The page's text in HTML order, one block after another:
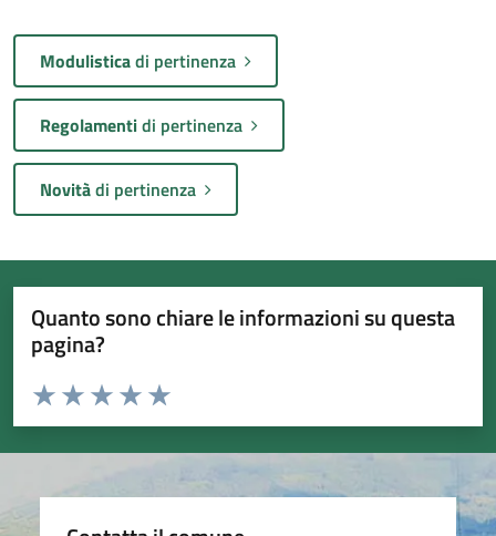
Modulisticadi pertinenza
Regolamentidi pertinenza
Novitàdi pertinenza
Quanto sono chiare le informazioni su questa
pagina?
Valuta da 1 a 5 stelle la pagina
Valuta 5 stelle su 5
Valuta 4 stelle su 5
Valuta 3 stelle su 5
Valuta 2 stelle su 5
Valuta 1 stelle su 5